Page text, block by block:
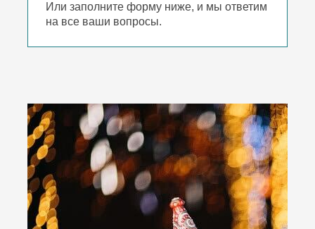
Или заполните форму ниже, и мы ответим
на все ваши вопросы.